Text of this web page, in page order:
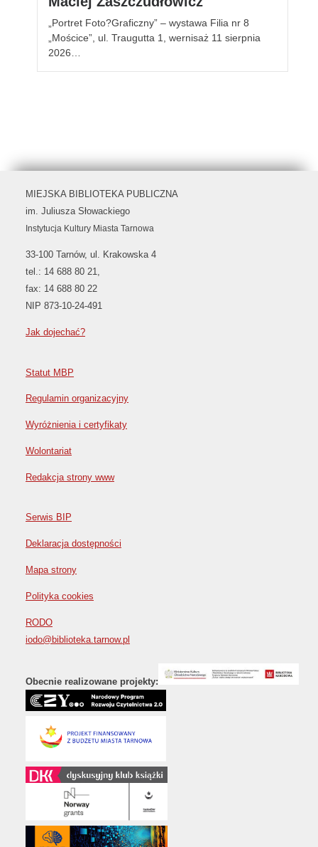
„Portret Foto?Graficzny” – wystawa Filia nr 8
„Mościce”, ul. Traugutta 1, wernisaż 11 sierpnia
2026…
MIEJSKA BIBLIOTEKA PUBLICZNA
im. Juliusza Słowackiego
Instytucja Kultury Miasta Tarnowa
33-100 Tarnów, ul. Krakowska 4
tel.: 14 688 80 21,
fax: 14 688 80 22
NIP 873-10-24-491
Jak dojechać?
Statut MBP
Regulamin organizacyjny
Wyróżnienia i certyfikaty
Wolontariat
Redakcja strony www
Serwis BIP
Deklaracja dostępności
Mapa strony
Polityka cookies
RODO
iodo@biblioteka.tarnow.pl
Obecnie realizowane projekty: